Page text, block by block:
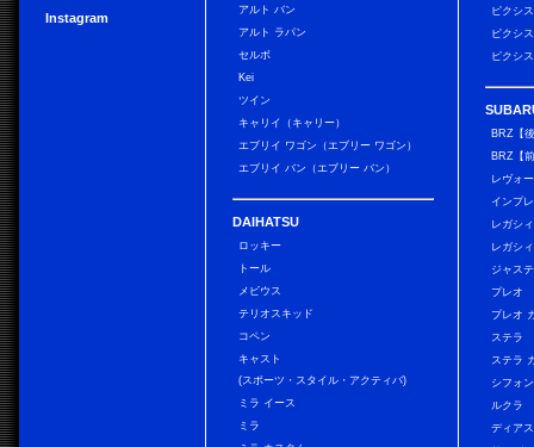
Instagram
アルト バン
アルト ラパン
セルボ
Kei
ツイン
キャリイ（キャリー）
エブリイ ワゴン（エブリー ワゴン）
エブリイ バン（エブリー バン）
DAIHATSU
ロッキー
トール
メビウス
テリオスキッド
コペン
キャスト
(スポーツ・スタイル・アクティバ)
ミラ イース
ミラ
ピクシ
ピクシ
ピクシ
BRZ【
BRZ【
レヴォ
インプ
レガシ
レガシ
ジャス
プレオ
プレオ
ステラ
ステラ
シフォ
ルクラ
ディア